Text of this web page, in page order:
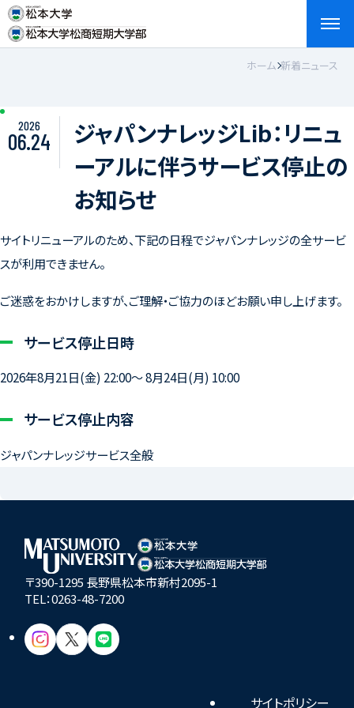
English
ホーム 新着ニュース
2026
06.24
ジャパンナレッジLib：リニュ
ーアルに伴うサービス停止の
お知らせ
サイトリニューアルのため、下記の日程でジャパンナレッジの全サービ
スが利用できません。
ご迷惑をおかけしますが、ご理解・ご協力のほどお願い申し上げます。
サービス停止日時
2026年8月21日(金) 22:00～ 8月24日(月) 10:00
サービス停止内容
ジャパンナレッジサービス全般
〒390-1295 長野県松本市新村2095-1
TEL：0263-48-7200
サイトポリシー